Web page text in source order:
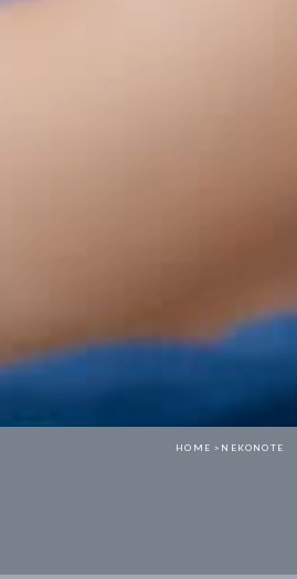
HOME > NEKONOTE